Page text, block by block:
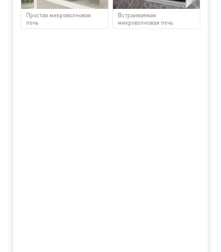
Простая микроволновая
печь
Встраиваемая
микроволновая печь